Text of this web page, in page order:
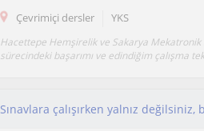
Çevrimiçi dersler YKS
Hacettepe Hemşirelik ve Sakarya Mekatronik
sürecindeki başarımı ve edindiğim çalışma
Sınavlara çalışırken yalnız